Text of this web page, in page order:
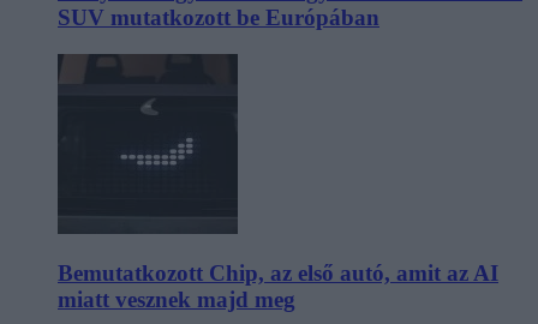
SUV mutatkozott be Európában
Bemutatkozott Chip, az első autó, amit az AI
miatt vesznek majd meg